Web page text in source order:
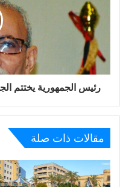
رئيس الجمهورية يختتم
مقالات ذات صلة